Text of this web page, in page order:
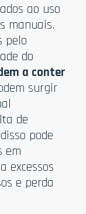
ao uso
manuais.
pelo
do
a conter
surgir
de
pode
em
excessos
e perda